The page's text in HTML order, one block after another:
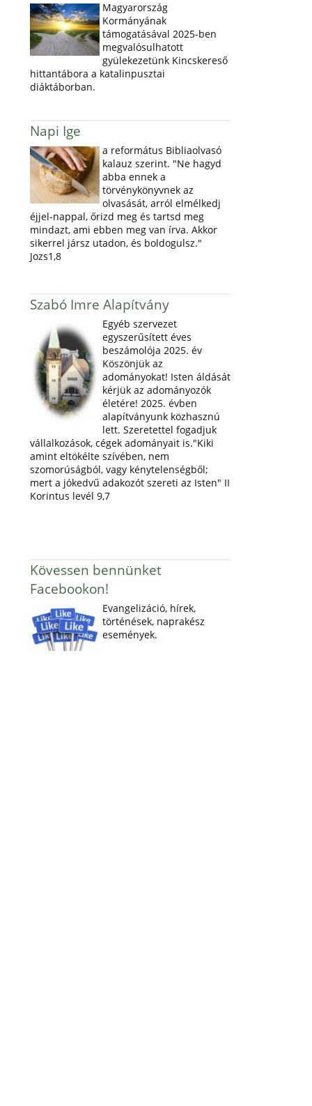
Magyarország
Kormányának
támogatásával 2025-ben
megvalósulhatott
gyülekezetünk Kincskereső
hittantábora a katalinpusztai
diáktáborban.
Napi Ige
a református Bibliaolvasó
kalauz szerint. "Ne hagyd
abba ennek a
törvénykönyvnek az
olvasását, arról elmélkedj
éjjel-nappal, őrizd meg és tartsd meg
mindazt, ami ebben meg van írva. Akkor
sikerrel jársz utadon, és boldogulsz."
Jozs1,8
Szabó Imre Alapítvány
Egyéb szervezet
egyszerűsített éves
beszámolója 2025. év
Köszönjük az
adományokat! Isten áldását
kérjük az adományozók
életére! 2025. évben
alapítványunk közhasznú
lett. Szeretettel fogadjuk
vállalkozások, cégek adományait is."Kiki
amint eltökélte szívében, nem
szomorúságból, vagy kénytelenségből;
mert a jókedvű adakozót szereti az Isten" II
Korintus levél 9,7
Kövessen bennünket
Facebookon!
Evangelizáció, hírek,
történések, naprakész
események.